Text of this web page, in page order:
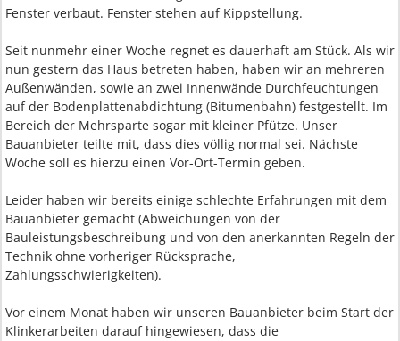
Fenster verbaut. Fenster stehen auf Kippstellung.
Seit nunmehr einer Woche regnet es dauerhaft am Stück. Als wir
nun gestern das Haus betreten haben, haben wir an mehreren
Außenwänden, sowie an zwei Innenwände Durchfeuchtungen
auf der Bodenplattenabdichtung (Bitumenbahn) festgestellt. Im
Bereich der Mehrsparte sogar mit kleiner Pfütze. Unser
Bauanbieter teilte mit, dass dies völlig normal sei. Nächste
Woche soll es hierzu einen Vor-Ort-Termin geben.
Leider haben wir bereits einige schlechte Erfahrungen mit dem
Bauanbieter gemacht (Abweichungen von der
Bauleistungsbeschreibung und von den anerkannten Regeln der
Technik ohne vorheriger Rücksprache,
Zahlungsschwierigkeiten).
Vor einem Monat haben wir unseren Bauanbieter beim Start der
Klinkerarbeiten darauf hingewiesen, dass die